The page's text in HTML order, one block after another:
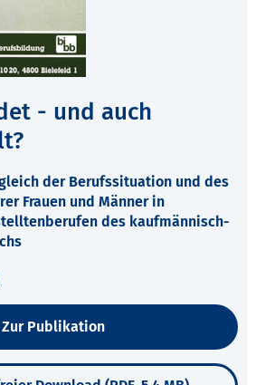
- und auch
der Berufssituation und des
Frauen und Männer in
des kaufmännisch-
Zur Publikation